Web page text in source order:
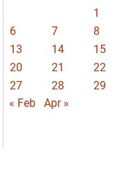
1
6
7 8
13
14 15
20
21 22
27
28 29
« Feb
Apr »